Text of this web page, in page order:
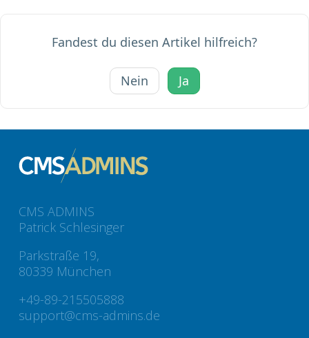
Fandest du diesen Artikel hilfreich?
Nein Ja
CMS ADMINS
Patrick Schlesinger
Parkstraße 19,
80339 München
+49-89-215505888
support@cms-admins.de